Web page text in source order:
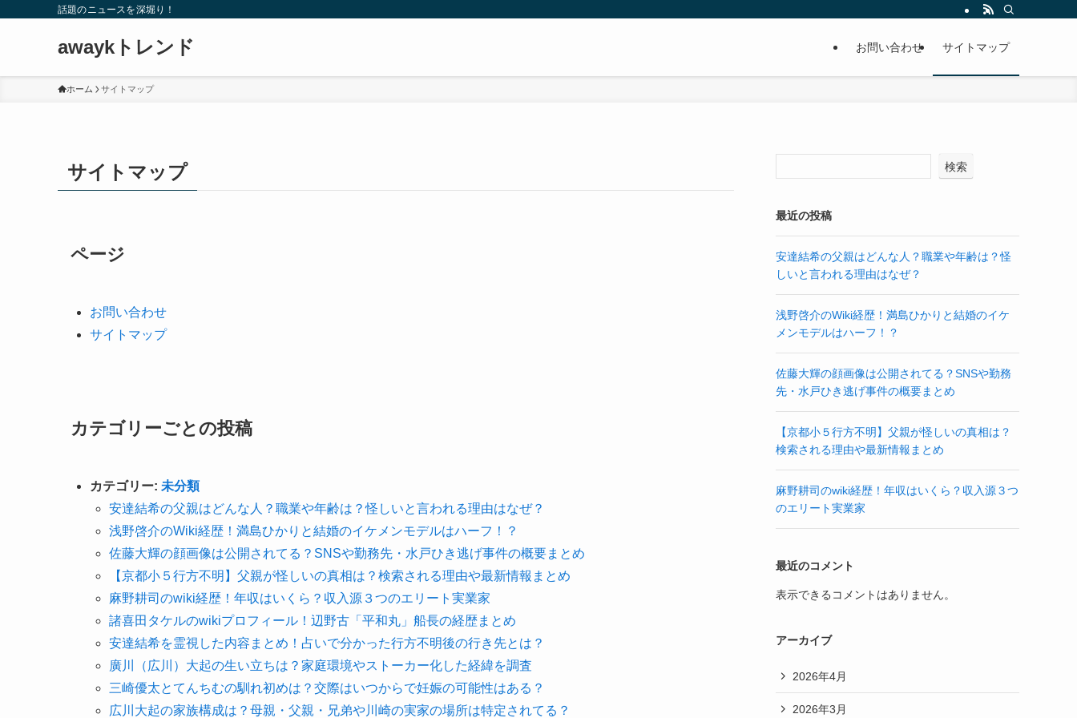
話題のニュースを深堀り！
awaykトレンド お問い合わせ サイトマップ
ホーム サイトマップ
サイトマップ
ページ
お問い合わせ
サイトマップ
カテゴリーごとの投稿
カテゴリー: 未分類
安達結希の父親はどんな人？職業や年齢は？怪しいと言われる理由はなぜ？
浅野啓介のWiki経歴！満島ひかりと結婚のイケメンモデルはハーフ！？
佐藤大輝の顔画像は公開されてる？SNSや勤務先・水戸ひき逃げ事件の概要まとめ
【京都小５行方不明】父親が怪しいの真相は？検索される理由や最新情報まとめ
麻野耕司のwiki経歴！年収はいくら？収入源３つのエリート実業家
諸喜田タケルのwikiプロフィール！辺野古「平和丸」船長の経歴まとめ
安達結希を霊視した内容まとめ！占いで分かった行方不明後の行き先とは？
廣川（広川）大起の生い立ちは？家庭環境やストーカー化した経緯を調査
三崎優太とてんちむの馴れ初めは？交際はいつからで妊娠の可能性はある？
広川大起の家族構成は？母親・父親・兄弟や川崎の実家の場所は特定されてる？
検索
最近の投稿
安達結希の父親はどんな人？職業や年齢は？怪
しいと言われる理由はなぜ？
浅野啓介のWiki経歴！満島ひかりと結婚のイケ
メンモデルはハーフ！？
佐藤大輝の顔画像は公開されてる？SNSや勤務
先・水戸ひき逃げ事件の概要まとめ
【京都小５行方不明】父親が怪しいの真相は？
検索される理由や最新情報まとめ
麻野耕司のwiki経歴！年収はいくら？収入源３つ
のエリート実業家
最近のコメント
表示できるコメントはありません。
アーカイブ
2026年4月
2026年3月